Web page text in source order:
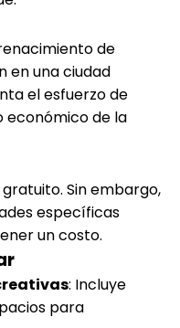
de
en una ciudad
el esfuerzo de
económico de la
Sin embargo,
específicas
un costo.
: Incluye
para